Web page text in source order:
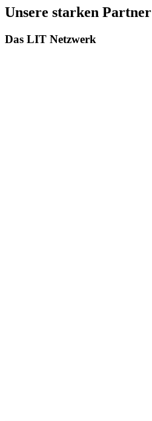
Unsere starken Partner
Das LIT Netzwerk